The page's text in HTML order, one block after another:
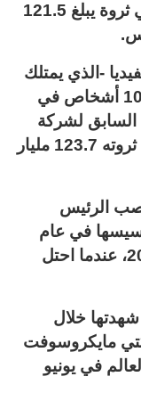
بين أغنى الأشخاص في العالم بصافي ثروة يبلغ 121.5
-الذي يمتلك
نحو 861 مليون سهم- أبدًا بين أغنى 10 أشخاص في
السابق لشركة
مايكروسوفت ستيف بالمر الذي تبلغ ثروته 123.7 مليار
الرئيس
في عام
1993، بنحو 102 مليار دولار منذ 2019، عندما احتل
شهدتها خلال
مايكروسوفت
في يونيو